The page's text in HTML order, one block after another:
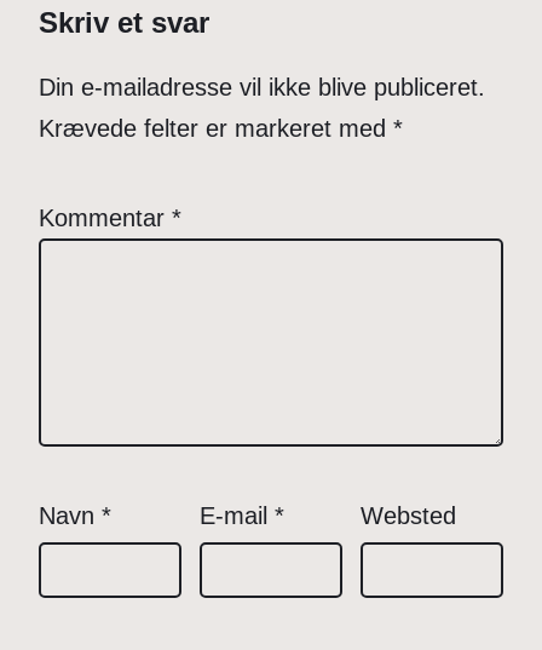
Skriv et svar
Din e-mailadresse vil ikke blive publiceret.
Krævede felter er markeret med *
Kommentar *
Navn * E-mail * Websted